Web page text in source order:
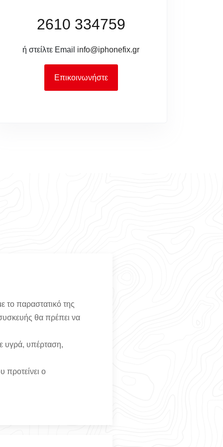
2610 334759
ή στείλτε Email info@iphonefix.gr
Επικοινωνήστε
το παραστατικό της
θα πρέπει να
υγρά, υπέρταση,
προτείνει ο